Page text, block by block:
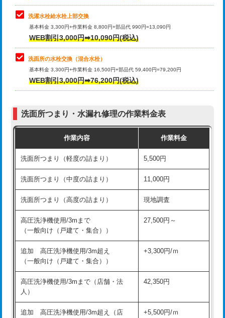
排水管工事（追加 排水管工事/3ｍ超
え）
マス交換（土の掘削・埋め戻し作業）
マス交換（深さ50㎝未満）
マス交換（深さ50㎝以上）
モルタル補修（厚さ10㎝まで） 27,500円
モルタル補修（厚さ10㎝超え） 38,500円
洗面台設置 38,500円
バスタブ設置 現場見積
追加人工 16,500円
廃棄・処分 現場見積
※給水管工事は20mmまでの価格です。
交換・取付（タンク）
交換・取付(単水栓（壁付・デッキ
式）)
交換・取付(混合水栓（壁付・デッキ
式・ワンホール）)
16,500円+材料費
（P/S/ポップアップ））
交換・取付（その他部品） 11,000円+材料費
持込商品取付（単水栓） 13,200円
持込商品取付（混合水栓） 16,500円
持込商品取付（浄水器・分岐水栓） 16,500円
給水管工事※（ホール加工) 16,500円
給水管工事※（バンド止め)
給水管工事※（支持金具設置) 5,500円
給水管工事※（保温材使用（バンド止
め込み）)
5,500円
給水管工事※（土の掘削・埋め戻し作
業)
11,000円
洗濯水栓給水栓上部交換
基本料金 3,300円+作業料金 8,800円+部品代 990円=13,090円
WEB割引3,000円➡10,090円(税込)
洗面所の水栓交換（混合水栓）
基本料金 3,300円+作業料金 16,500円+部品代 59,400円=79,200円
WEB割引3,000円➡76,200円(税込)
洗面所つまり・水漏れ修理の作業料金表
作業内容 作業料金
洗面所つまり（軽度の詰まり） 5,500円
洗面所つまり（中度の詰まり） 11,000円
洗面所つまり（高度の詰まり） 現地調査
高圧洗浄機使用/3mまで
（一般向け（戸建て・集合））
27,500円～
追加 高圧洗浄機使用/3m超え
（一般向け（戸建て・集合））
+3,300円/ｍ
高圧洗浄機使用/3mまで（店舗・法
人）
42,350円
追加 高圧洗浄機使用/3m超え（店
+5,500円/ｍ